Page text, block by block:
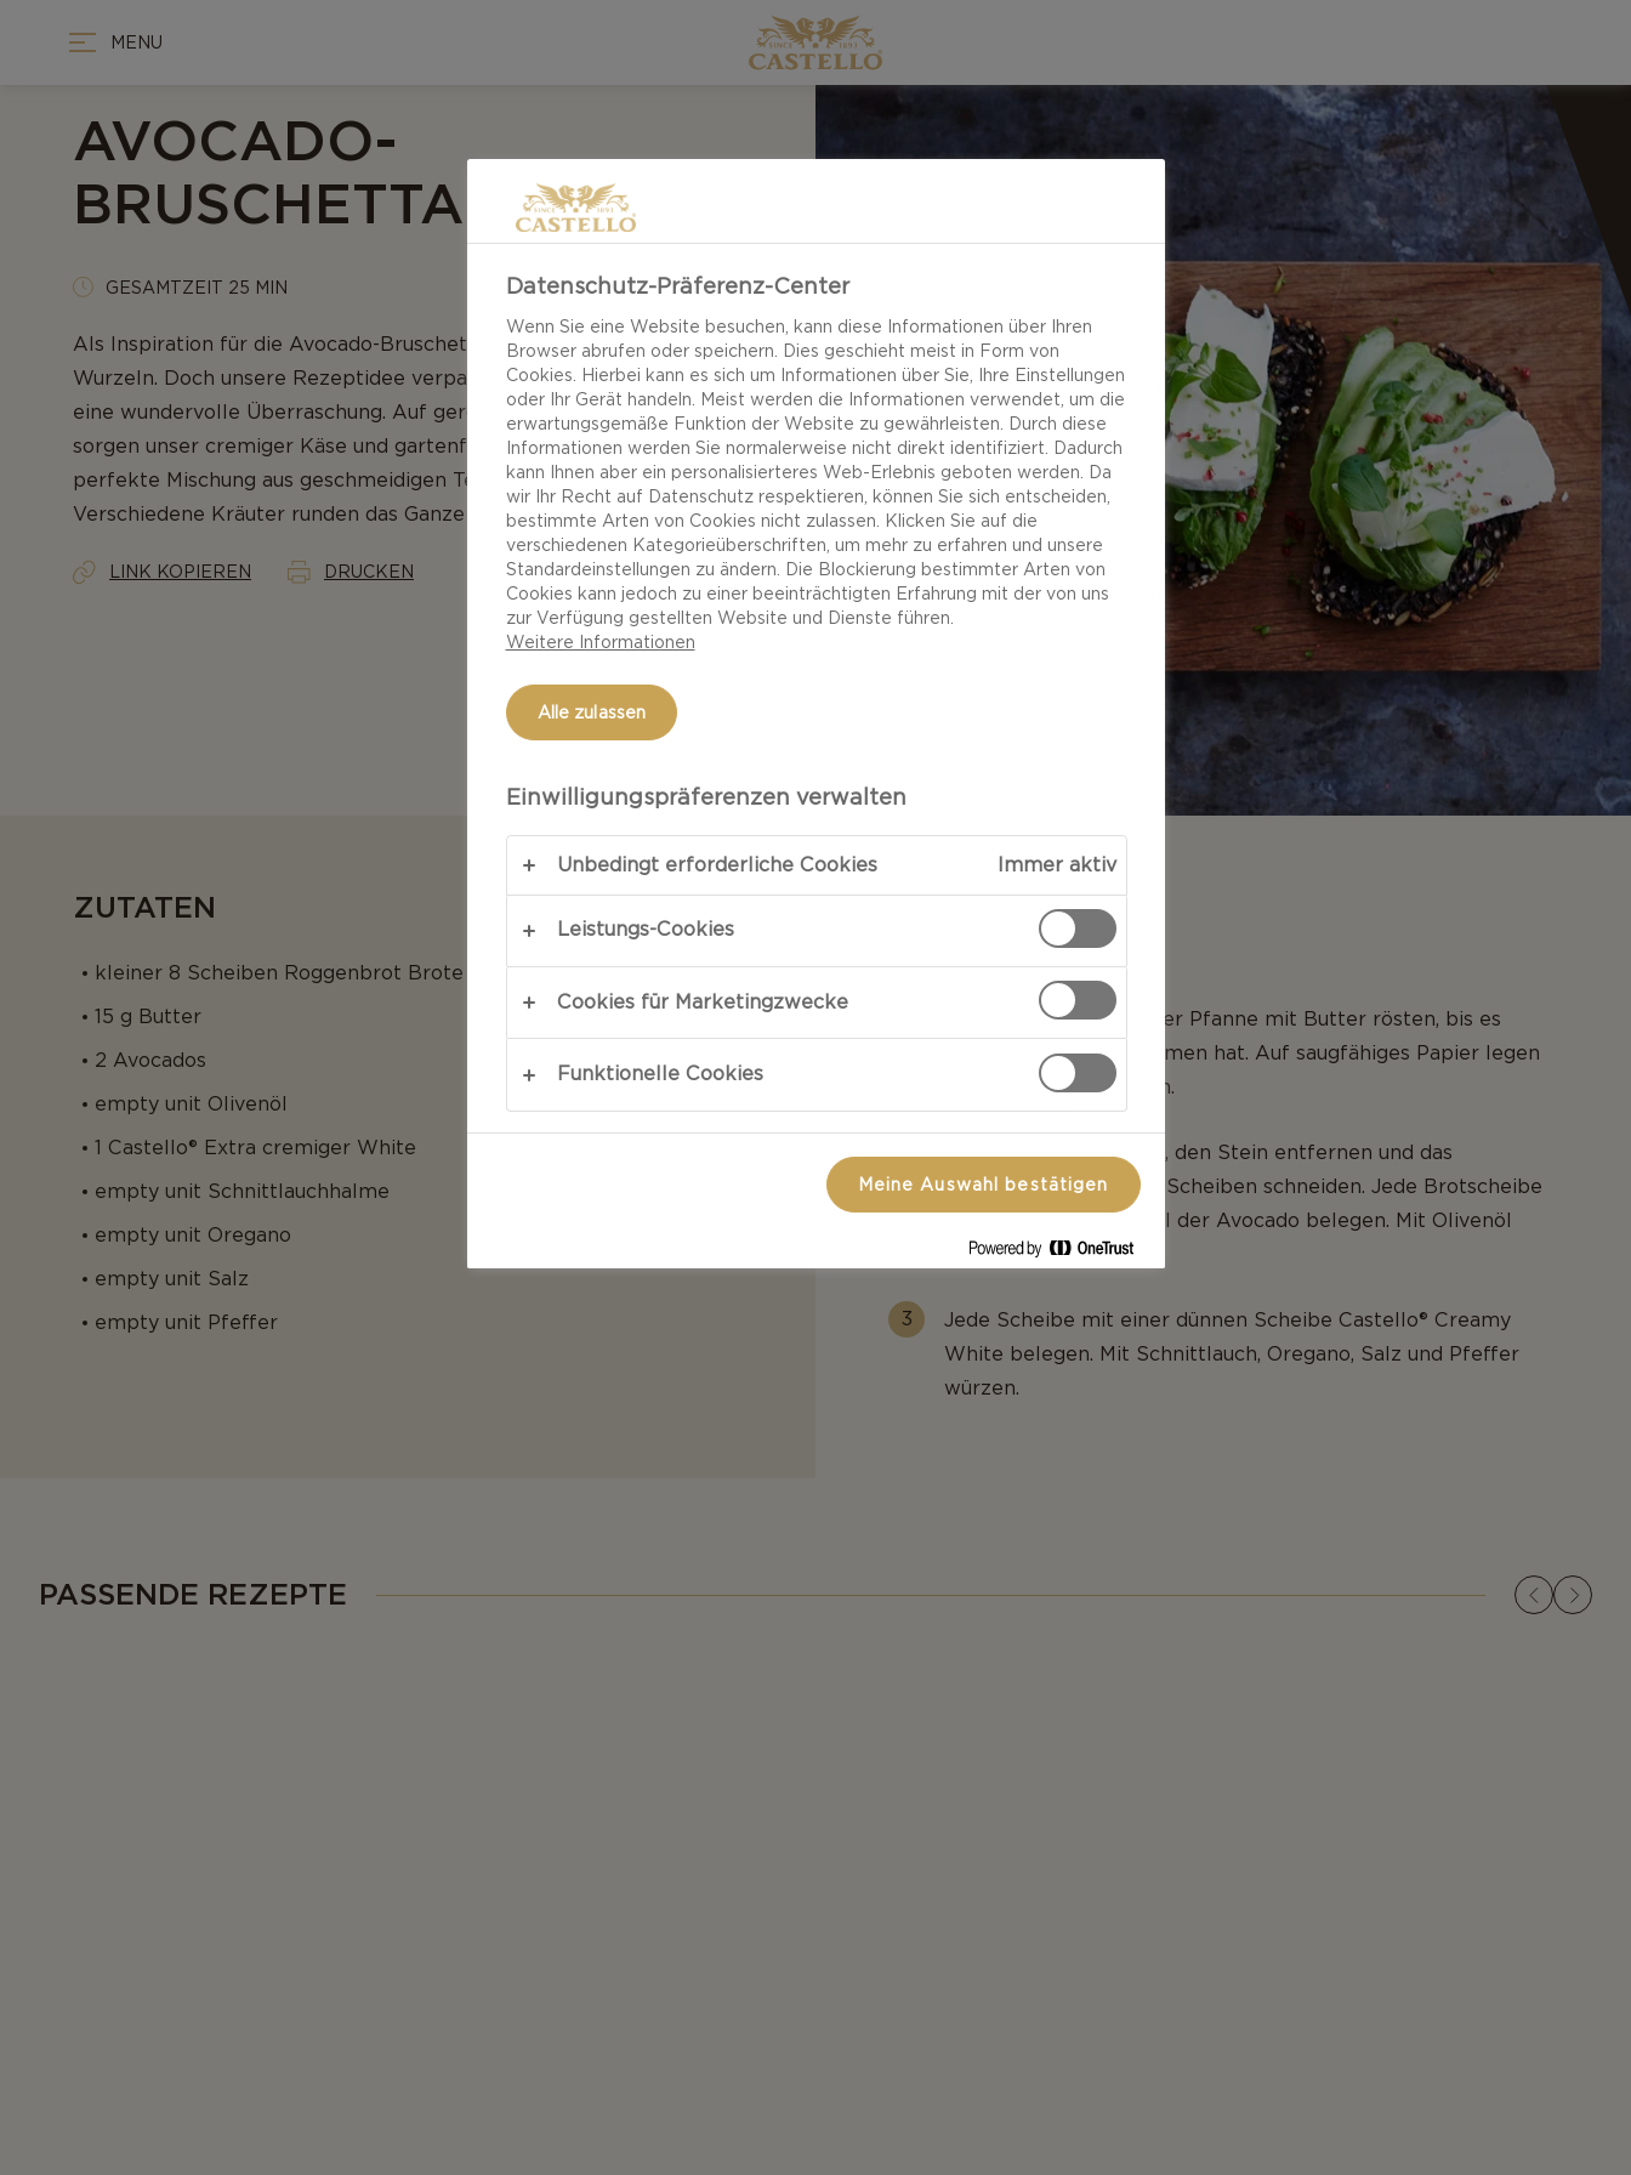
MENU
AVOCADO-
BRUSCHETTA
GESAMTZEIT 25 MIN
Als Inspiration für die Avocado-Bruschetta dienen ihre italienischen
Wurzeln. Doch unsere Rezeptidee verpasst dem beliebten Klassiker
eine wundervolle Überraschung. Auf geröstetem Roggenbrot
sorgen unser cremiger Käse und gartenfrische Avocados für die
perfekte Mischung aus geschmeidigen Texturen und Aromen.
Verschiedene Kräuter runden das Ganze ab.
LINK KOPIEREN DRUCKEN
ZUTATEN
kleiner 8 Scheiben Roggenbrot Brote (halbiert)
15 g Butter
2 Avocados
empty unit Olivenöl
1 Castello® Extra cremiger White
empty unit Schnittlauchhalme
empty unit Oregano
empty unit Salz
empty unit Pfeffer
ZUBEREITUNG
Zubereitung
Das Roggenbrot in einer Pfanne mit Butter rösten, bis es
etwas Farbe angenommen hat. Auf saugfähiges Papier legen
und mit Salz bestreuen.
Die Avocado halbieren, den Stein entfernen und das
Fruchtfleisch in dünne Scheiben schneiden. Jede Brotscheibe
mit etwa einem Viertel der Avocado belegen. Mit Olivenöl
beträufeln.
Jede Scheibe mit einer dünnen Scheibe Castello® Creamy
White belegen. Mit Schnittlauch, Oregano, Salz und Pfeffer
würzen.
PASSENDE REZEPTE
Datenschutz-Präferenz-Center
Wenn Sie eine Website besuchen, kann diese Informationen über Ihren
Browser abrufen oder speichern. Dies geschieht meist in Form von
Cookies. Hierbei kann es sich um Informationen über Sie, Ihre Einstellungen
oder Ihr Gerät handeln. Meist werden die Informationen verwendet, um die
erwartungsgemäße Funktion der Website zu gewährleisten. Durch diese
Informationen werden Sie normalerweise nicht direkt identifiziert. Dadurch
kann Ihnen aber ein personalisierteres Web-Erlebnis geboten werden. Da
wir Ihr Recht auf Datenschutz respektieren, können Sie sich entscheiden,
bestimmte Arten von Cookies nicht zulassen. Klicken Sie auf die
verschiedenen Kategorieüberschriften, um mehr zu erfahren und unsere
Standardeinstellungen zu ändern. Die Blockierung bestimmter Arten von
Cookies kann jedoch zu einer beeinträchtigten Erfahrung mit der von uns
zur Verfügung gestellten Website und Dienste führen.
Weitere Informationen
Alle zulassen
Einwilligungspräferenzen verwalten
Unbedingt erforderliche Cookies Immer aktiv
Leistungs-Cookies
Cookies für Marketingzwecke
Funktionelle Cookies
Meine Auswahl bestätigen